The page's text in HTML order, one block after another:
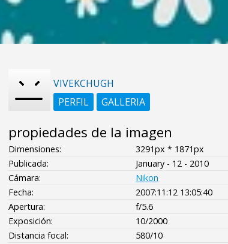
VIVEKCHUGH
PERFIL
GALLERIA
propiedades de la imagen
Dimensiones:
3291px * 1871px
Publicada:
January - 12 - 2010
Cámara:
Nikon
Fecha:
2007:11:12 13:05:40
Apertura:
f/5.6
Exposición:
10/2000
Distancia focal:
580/10